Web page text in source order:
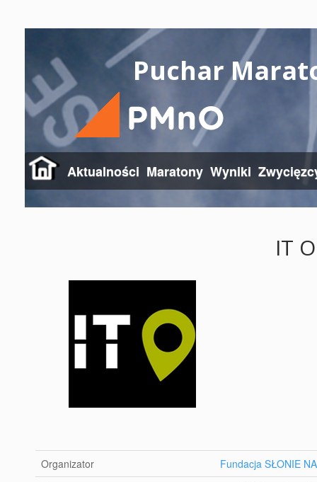
Puchar
Aktualności Maratony Wyniki
IT
Organizator
Fundacja SŁONIE